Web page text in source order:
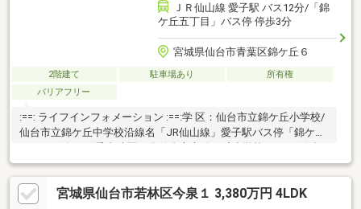
ＪＲ仙山線 愛子駅 バス12分/「錦
ケ丘五丁目」バス停 停歩3分
宮城県仙台市青葉区錦ケ丘６
2階建て 駐車場あり
所有権
バリアフリー
:==: ライフインフォメーション :==:学 区：仙台市立錦ケ丘小学校/
仙台市立錦ケ丘中学校沿線名「JR仙山線」愛子駅バス停「錦ケ丘
五丁目」停 バス乗車時間12分仙台市立錦ケ丘小学校：837m仙台
市立錦ケ丘中学校：1873m第2コスモス錦保育所：716mミニスト
ップ 仙台錦ケ丘店：915mスーパーセンタートライアル 錦ケ丘
店：1351m錦ケ丘ヒルサイドモール：1185m仙台錦ケ丘郵便局：
宮城県仙台市若林区今泉１ 3,380万円 4LDK